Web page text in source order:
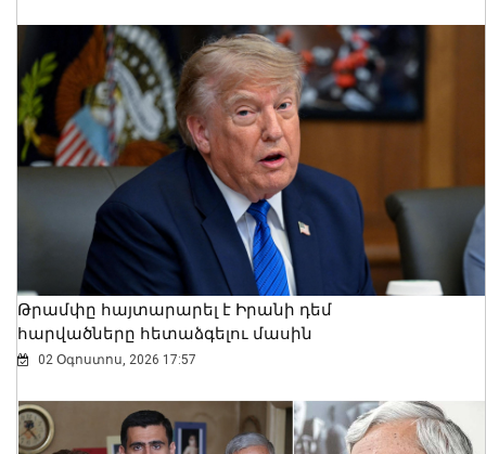
Ալեքսանդրա Քոուլը շարունակում է
բացահայտել Հայաստանը․ Մեծ
Բրիտանիայի դեսպանը հայերեն է
խոսում․ տեսանյութ
06 Օգոստոս, 2026 23:30
Թրամփը հայտարարել է Իրանի դեմ
հարվածները հետաձգելու մասին
02 Օգոստոս, 2026 17:57